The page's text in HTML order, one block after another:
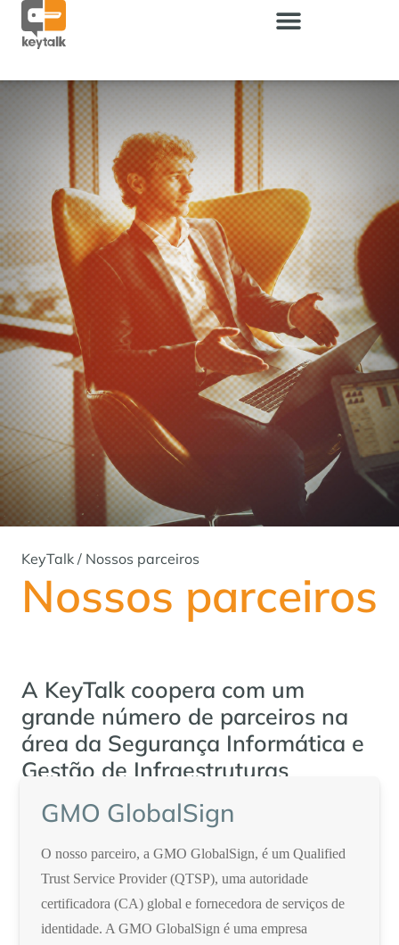
KeyTalk / Nossos parceiros
Nossos parceiros
A KeyTalk coopera com um
grande número de parceiros na
área da Segurança Informática e
Gestão de Infraestruturas
Informáticas. Fazemo-lo em todo
o mundo, com diversas partes
interessadas: desde autoridades
certificadoras e fornecedores de
serviços de TI a consultores e
revendedores.
GMO GlobalSign
O nosso parceiro, a GMO GlobalSign, é um Qualified
Trust Service Provider (QTSP), uma autoridade
certificadora (CA) global e fornecedora de serviços de
identidade. A GMO GlobalSign é uma empresa